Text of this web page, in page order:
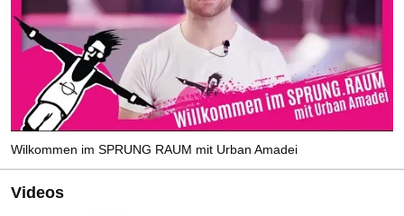
Wilkommen im SPRUNG RAUM mit Urban Amadei
Videos